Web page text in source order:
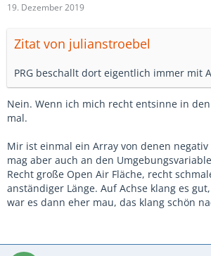
19. Dezember 2019
Zitat von julianstroebel
PRG beschallt dort eigentlich immer mit
Nein. Wenn ich mich recht entsinne in
mal.
Mir ist einmal ein Array von denen
mag aber auch an den
Recht große Open Air Fläche, recht
anständiger Länge. Auf Achse klang es
war es dann eher mau, das klang schön